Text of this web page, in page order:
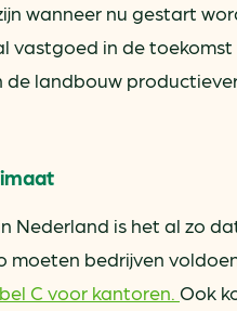
wanneer nu gestart
vastgoed in de
de landbouw
Nederland is het al zo
bedrijven
C voor kantoren. Ook